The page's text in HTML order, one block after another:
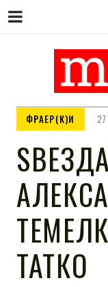
M
ФРАЕР(К)И
ТАТКО